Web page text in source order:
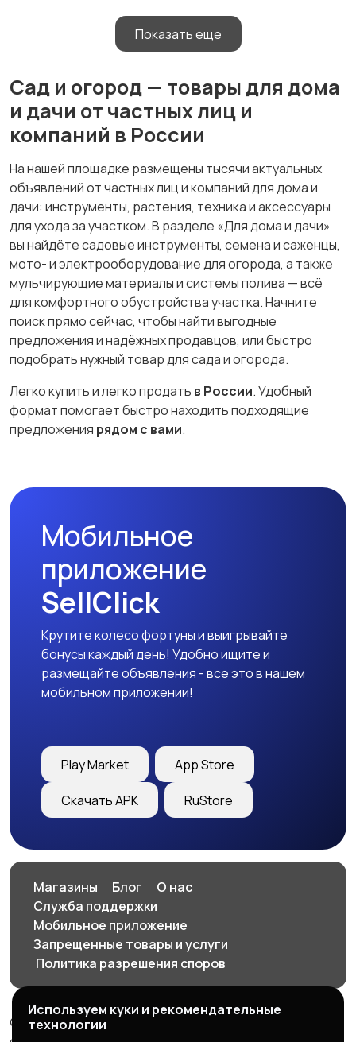
Показать еще
Сад и огород — товары для дома
и дачи от частных лиц и
компаний в России
На нашей площадке размещены тысячи актуальных
объявлений от частных лиц и компаний для дома и
дачи: инструменты, растения, техника и аксессуары
для ухода за участком. В разделе «Для дома и дачи»
вы найдёте садовые инструменты, семена и саженцы,
мото- и электрооборудование для огорода, а также
мульчирующие материалы и системы полива — всё
для комфортного обустройства участка. Начните
поиск прямо сейчас, чтобы найти выгодные
предложения и надёжных продавцов, или быстро
подобрать нужный товар для сада и огорода.
Легко купить и легко продать в России. Удобный
формат помогает быстро находить подходящие
предложения рядом с вами.
Мобильное
приложение
SellClick
Крутите колесо фортуны и выигрывайте
бонусы каждый день! Удобно ищите и
размещайте объявления - все это в нашем
мобильном приложении!
Play Market App Store
Скачать APK RuStore
Магазины Блог
О нас
Служба поддержки
Мобильное приложение
Запрещенные товары и услуги
️ Политика разрешения споров
© 2026 SellClick - доска частных и коммерческих
Используем куки и рекомендательные
технологии